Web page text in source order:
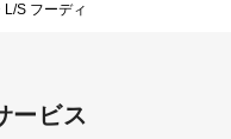
S フーディ
ービス